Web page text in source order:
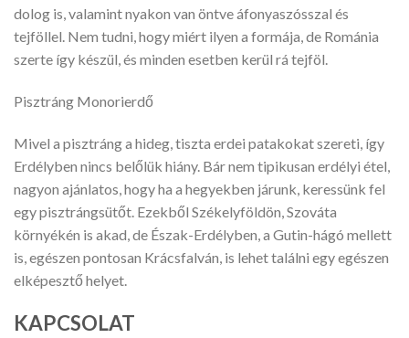
dolog is, valamint nyakon van öntve áfonyaszósszal és
tejföllel. Nem tudni, hogy miért ilyen a formája, de Románia
szerte így készül, és minden esetben kerül rá tejföl.
Pisztráng Monorierdő
Mivel a pisztráng a hideg, tiszta erdei patakokat szereti, így
Erdélyben nincs belőlük hiány. Bár nem tipikusan erdélyi étel,
nagyon ajánlatos, hogy ha a hegyekben járunk, keressünk fel
egy pisztrángsütőt. Ezekből Székelyföldön, Szováta
környékén is akad, de Észak-Erdélyben, a Gutin-hágó mellett
is, egészen pontosan Krácsfalván, is lehet találni egy egészen
elképesztő helyet.
KAPCSOLAT